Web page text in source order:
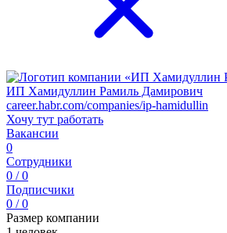
ИП Хамидуллин Рамиль Дамирович
career.habr.com/companies/ip-hamidullin
Хочу тут работать
Вакансии
0
Сотрудники
0 / 0
Подписчики
0 / 0
Размер компании